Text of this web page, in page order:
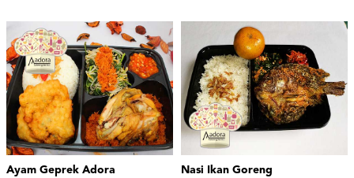
Ayam Geprek Adora
Nasi Ikan Goreng